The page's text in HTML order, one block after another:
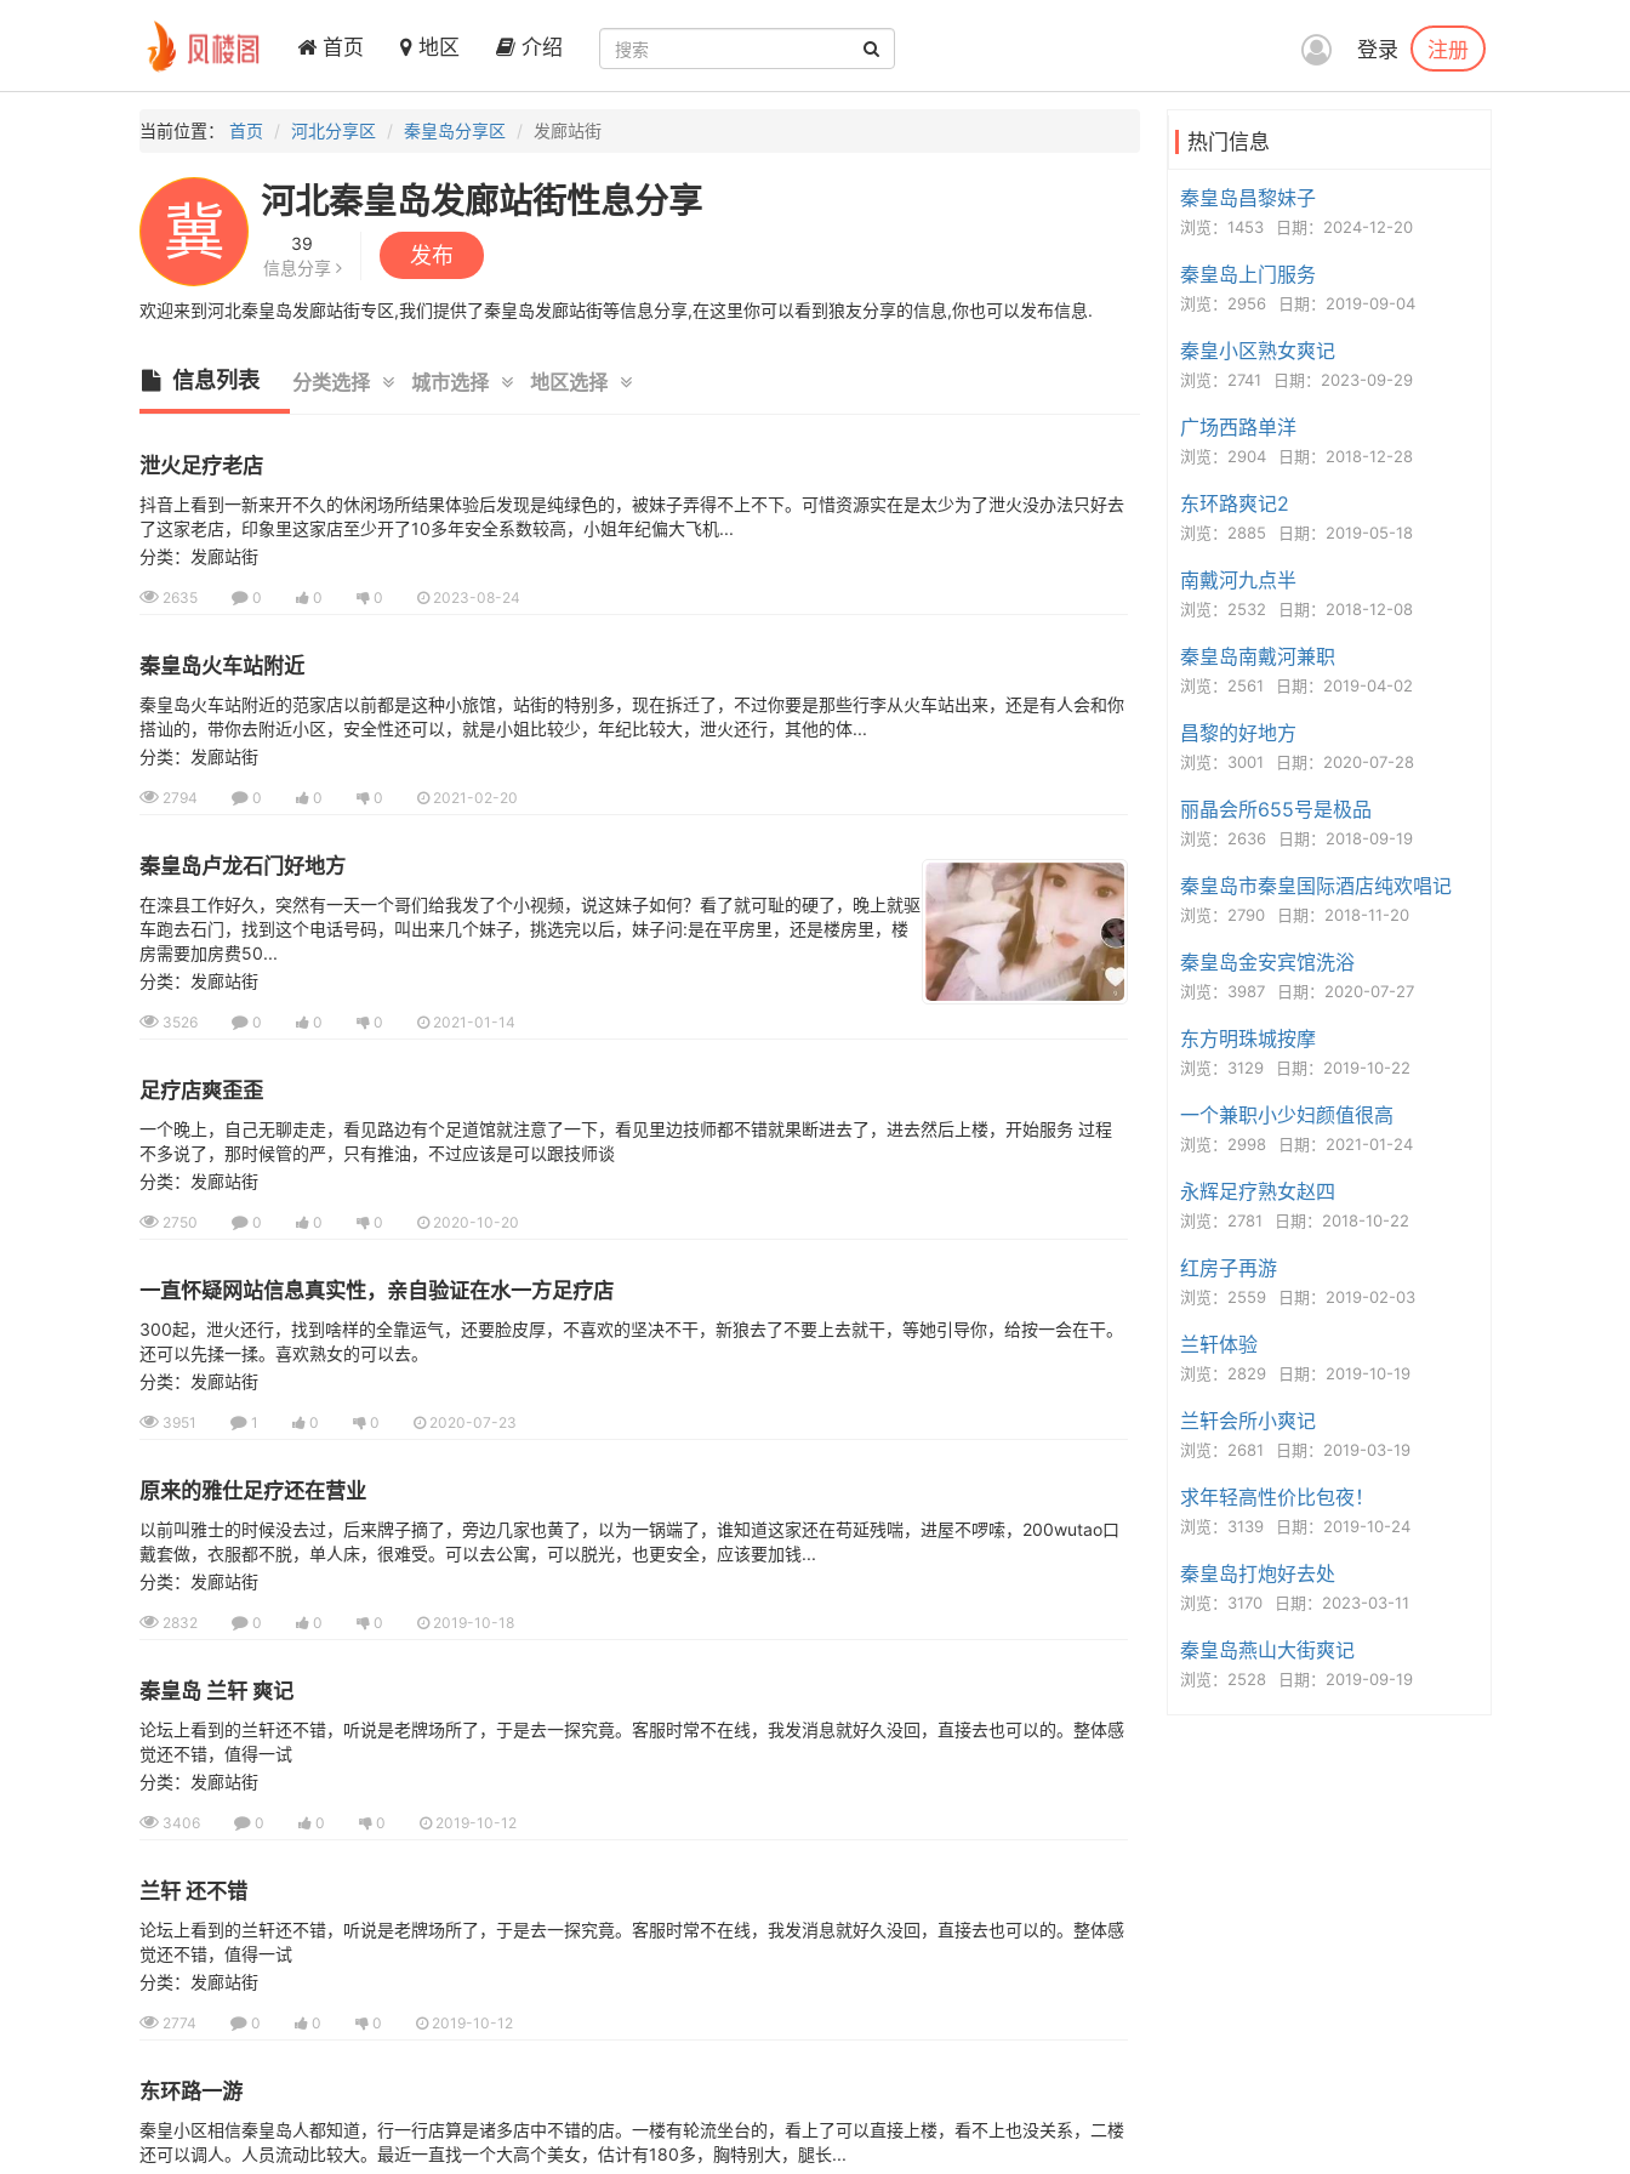
首页 地区 介绍 登录 注册
当前位置： 首页 河北分享区 秦皇岛分享区 发廊站街
冀 河北秦皇岛发廊站街性息分享
39
信息分享
发布
欢迎来到河北秦皇岛发廊站街专区,我们提供了秦皇岛发廊站街等信息分享,在这里你可以看到狼友分享的信息,你也可以发布信息.
信息列表 分类选择 城市选择 地区选择
泄火足疗老店
抖音上看到一新来开不久的休闲场所结果体验后发现是纯绿色的，被妹子弄得不上不下。可惜资源实在是太少为了泄火没办法只好去
了这家老店，印象里这家店至少开了10多年安全系数较高，小姐年纪偏大飞机...
分类：发廊站街
2635 0 0 0 2023-08-24
秦皇岛火车站附近
秦皇岛火车站附近的范家店以前都是这种小旅馆，站街的特别多，现在拆迁了，不过你要是那些行李从火车站出来，还是有人会和你
搭讪的，带你去附近小区，安全性还可以，就是小姐比较少，年纪比较大，泄火还行，其他的体...
分类：发廊站街
2794 0 0 0 2021-02-20
秦皇岛卢龙石门好地方
在滦县工作好久，突然有一天一个哥们给我发了个小视频，说这妹子如何？看了就可耻的硬了，晚上就驱
车跑去石门，找到这个电话号码，叫出来几个妹子，挑选完以后，妹子问:是在平房里，还是楼房里，楼
房需要加房费50...
分类：发廊站街
3526 0 0 0 2021-01-14
足疗店爽歪歪
一个晚上，自己无聊走走，看见路边有个足道馆就注意了一下，看见里边技师都不错就果断进去了，进去然后上楼，开始服务 过程
不多说了，那时候管的严，只有推油，不过应该是可以跟技师谈
分类：发廊站街
2750 0 0 0 2020-10-20
一直怀疑网站信息真实性，亲自验证在水一方足疗店
300起，泄火还行，找到啥样的全靠运气，还要脸皮厚，不喜欢的坚决不干，新狼去了不要上去就干，等她引导你，给按一会在干。
还可以先揉一揉。喜欢熟女的可以去。
分类：发廊站街
3951 1 0 0 2020-07-23
原来的雅仕足疗还在营业
以前叫雅士的时候没去过，后来牌子摘了，旁边几家也黄了，以为一锅端了，谁知道这家还在苟延残喘，进屋不啰嗦，200wutao口
戴套做，衣服都不脱，单人床，很难受。可以去公寓，可以脱光，也更安全，应该要加钱...
分类：发廊站街
2832 0 0 0 2019-10-18
秦皇岛 兰轩 爽记
论坛上看到的兰轩还不错，听说是老牌场所了，于是去一探究竟。客服时常不在线，我发消息就好久没回，直接去也可以的。整体感
觉还不错，值得一试
分类：发廊站街
3406 0 0 0 2019-10-12
兰轩 还不错
论坛上看到的兰轩还不错，听说是老牌场所了，于是去一探究竟。客服时常不在线，我发消息就好久没回，直接去也可以的。整体感
觉还不错，值得一试
分类：发廊站街
2774 0 0 0 2019-10-12
东环路一游
秦皇小区相信秦皇岛人都知道，行一行店算是诸多店中不错的店。一楼有轮流坐台的，看上了可以直接上楼，看不上也没关系，二楼
还可以调人。人员流动比较大。最近一直找一个大高个美女，估计有180多，胸特别大，腿长...
热门信息
秦皇岛昌黎妹子
浏览：1453 日期：2024-12-20
秦皇岛上门服务
浏览：2956 日期：2019-09-04
秦皇小区熟女爽记
浏览：2741 日期：2023-09-29
广场西路单洋
浏览：2904 日期：2018-12-28
东环路爽记2
浏览：2885 日期：2019-05-18
南戴河九点半
浏览：2532 日期：2018-12-08
秦皇岛南戴河兼职
浏览：2561 日期：2019-04-02
昌黎的好地方
浏览：3001 日期：2020-07-28
丽晶会所655号是极品
浏览：2636 日期：2018-09-19
秦皇岛市秦皇国际酒店纯欢唱记
浏览：2790 日期：2018-11-20
秦皇岛金安宾馆洗浴
浏览：3987 日期：2020-07-27
东方明珠城按摩
浏览：3129 日期：2019-10-22
一个兼职小少妇颜值很高
浏览：2998 日期：2021-01-24
永辉足疗熟女赵四
浏览：2781 日期：2018-10-22
红房子再游
浏览：2559 日期：2019-02-03
兰轩体验
浏览：2829 日期：2019-10-19
兰轩会所小爽记
浏览：2681 日期：2019-03-19
求年轻高性价比包夜！
浏览：3139 日期：2019-10-24
秦皇岛打炮好去处
浏览：3170 日期：2023-03-11
秦皇岛燕山大街爽记
浏览：2528 日期：2019-09-19